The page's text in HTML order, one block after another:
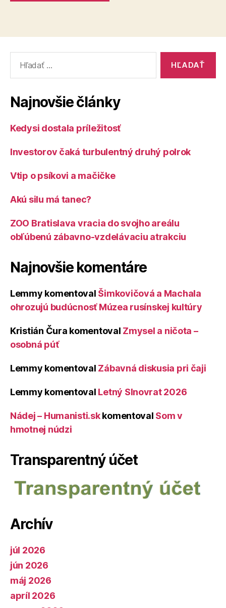
Najnovšie články
Kedysi dostala príležitosť
Investorov čaká turbulentný druhý polrok
Vtip o psíkovi a mačičke
Akú silu má tanec?
ZOO Bratislava vracia do svojho areálu
obľúbenú zábavno-vzdelávaciu atrakciu
Najnovšie komentáre
Lemmy komentoval Šimkovičová a Machala
ohrozujú budúcnosť Múzea rusínskej kultúry
Kristián Čura komentoval Zmysel a ničota –
osobná púť
Lemmy komentoval Zábavná diskusia pri čaji
Lemmy komentoval Letný Slnovrat 2026
Nádej – Humanisti.skkomentoval Som v
hmotnej núdzi
Transparentný účet
Archív
júl 2026
jún 2026
máj 2026
apríl 2026